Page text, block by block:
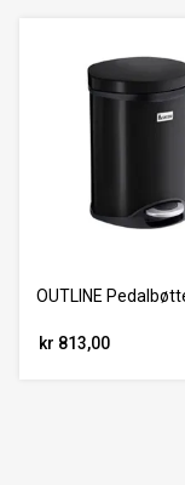
OUTLINE
kr 813,00